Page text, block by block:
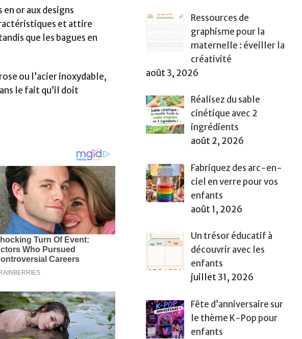
or aux designs
et attire
que les bagues en
ou l’acier inoxydable,
le fait qu’il doit
Ressources de
graphisme pour la
maternelle : éveiller la
créativité
août 3, 2026
Réalisez du sable
cinétique avec 2
ingrédients
août 2, 2026
Fabriquez des arc-en-
ciel en verre pour vos
enfants
août 1, 2026
Un trésor éducatif à
découvrir avec les
enfants
juillet 31, 2026
Fête d’anniversaire sur
le thème K-Pop pour
enfants